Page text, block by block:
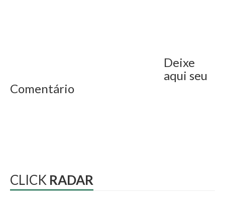
Deixe
aqui seu
Comentário
CLICK RADAR